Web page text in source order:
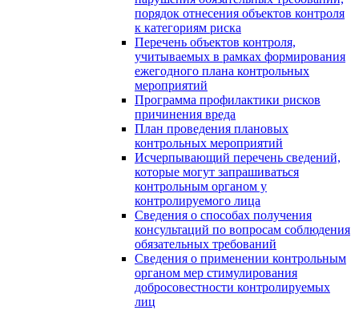
порядок отнесения объектов контроля
к категориям риска
Перечень объектов контроля,
учитываемых в рамках формирования
ежегодного плана контрольных
мероприятий
Программа профилактики рисков
причинения вреда
План проведения плановых
контрольных мероприятий
Исчерпывающий перечень сведений,
которые могут запрашиваться
контрольным органом у
контролируемого лица
Сведения о способах получения
консультаций по вопросам соблюдения
обязательных требований
Сведения о применении контрольным
органом мер стимулирования
добросовестности контролируемых
лиц